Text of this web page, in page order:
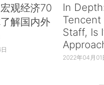
观经济70
解国内外
In
Tencent
Staff, Is
2022年04月01